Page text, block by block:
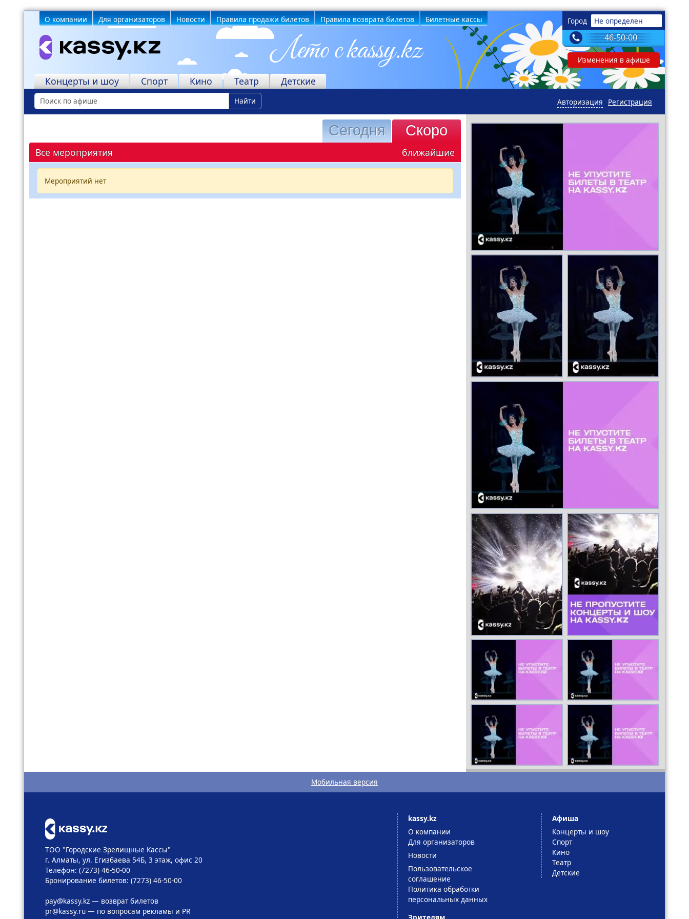
Город Не определен
46-50-00
Изменения в афише
О компании Для организаторов Новости Правила продажи билетов Правила возврата билетов
Билетные кассы
Учреждения
Концерты и шоу Спорт Кино Театр Детские
Найти Регистрация
Авторизация
Сегодня Скоро
Все мероприятия ближайшие
Мероприятий нет
Мобильная версия
ТОО "Городские Зрелищные Кассы"
г. Алматы, ул. Егизбаева 54Б, 3 этаж, офис 20
Телефон: (7273) 46-50-00
Бронирование билетов: (7273) 46-50-00
pay@kassy.kz— возврат билетов
pr@kassy.ru— по вопросам рекламы и PR
kassy.kz
О компании
Для организаторов
Новости
Пользовательское
соглашение
Политика обработки
персональных данных
Афиша
Концерты и шоу
Спорт
Кино
Театр
Детские